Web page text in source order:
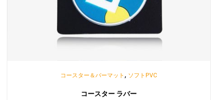
コースター＆バーマット , ソフトPVC
コースター ラバー